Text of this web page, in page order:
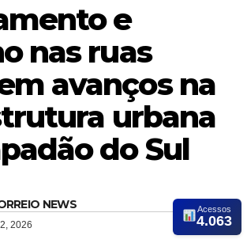
e
nas ruas
avanços na
urbana
do Sul
NEWS
2026
Acessos
4.063